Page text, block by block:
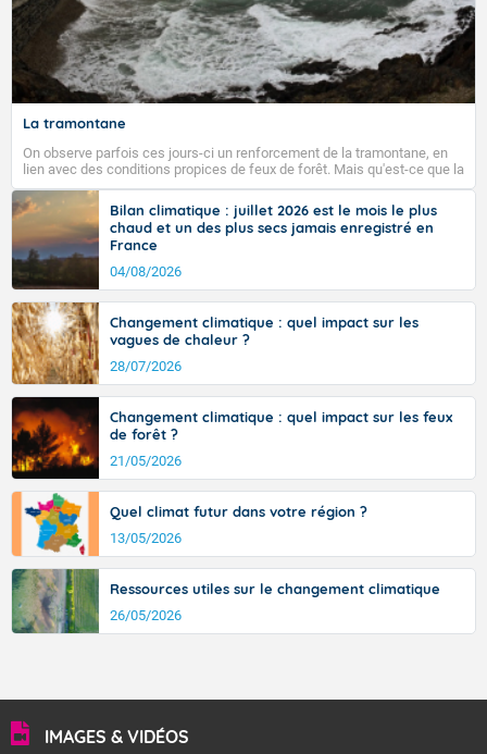
La tramontane
On observe parfois ces jours-ci un renforcement de la tramontane, en
lien avec des conditions propices de feux de forêt. Mais qu'est-ce que la
tramontane ? Quelles sont ses caractéristiques ? La tramontane est un
vent turbulent soufflant de secteur nord-ouest à nord, ou ouest à nord-
ouest, dans un secteur qui part du Roussillon à la vallée de l’Aude et à
l’ouest de l’Hérault. L’étymologie de ce vent vient du latin trasmontanus,
signifiant au-delà des monts, en allusion aux régions montagneuses
d’où provient ce vent.
Bilan climatique : juillet 2026 est le mois le plus
chaud et un des plus secs jamais enregistré en
France
04/08/2026
Changement climatique : quel impact sur les
vagues de chaleur ?
28/07/2026
Changement climatique : quel impact sur les feux
de forêt ?
21/05/2026
Quel climat futur dans votre région ?
13/05/2026
Ressources utiles sur le changement climatique
26/05/2026
IMAGES & VIDÉOS